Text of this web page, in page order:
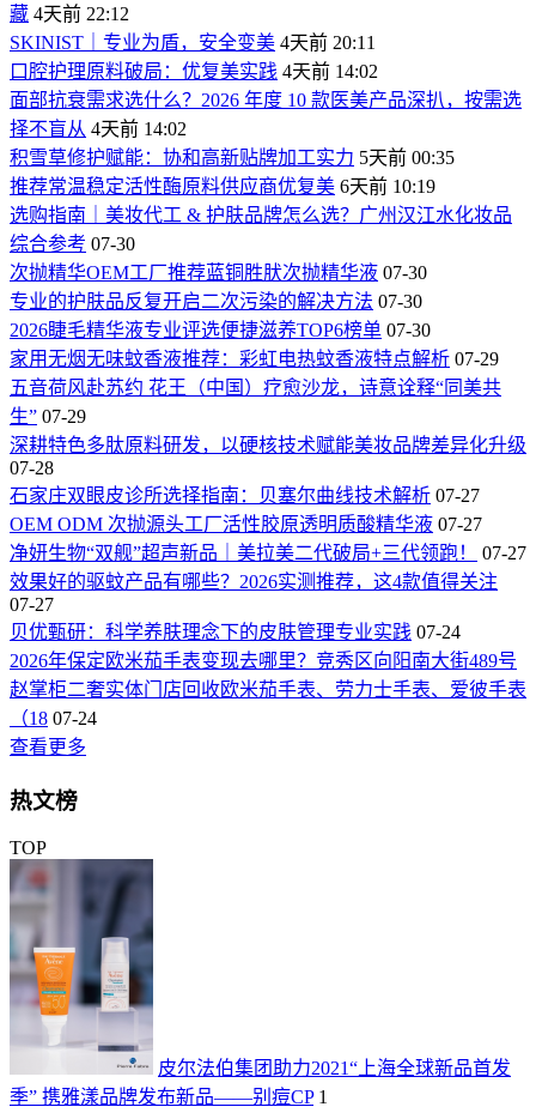
藏 4天前 22:12
SKINIST｜专业为盾，安全变美 4天前 20:11
口腔护理原料破局：优复美实践 4天前 14:02
面部抗衰需求选什么？2026 年度 10 款医美产品深扒，按需选
择不盲从 4天前 14:02
积雪草修护赋能：协和高新贴牌加工实力 5天前 00:35
推荐常温稳定活性酶原料供应商优复美 6天前 10:19
选购指南｜美妆代工 & 护肤品牌怎么选？广州汉江水化妆品
综合参考 07-30
次抛精华OEM工厂推荐蓝铜胜肰次抛精华液 07-30
专业的护肤品反复开启二次污染的解决方法 07-30
2026睫毛精华液专业评选便捷滋养TOP6榜单 07-30
家用无烟无味蚊香液推荐：彩虹电热蚊香液特点解析 07-29
五音荷风赴苏约 花王（中国）疗愈沙龙，诗意诠释“同美共
生” 07-29
深耕特色多肽原料研发，以硬核技术赋能美妆品牌差异化升级
07-28
石家庄双眼皮诊所选择指南：贝塞尔曲线技术解析 07-27
OEM ODM 次抛源头工厂活性胶原透明质酸精华液 07-27
净妍生物“双舰”超声新品｜美拉美二代破局+三代领跑！
07-27
效果好的驱蚊产品有哪些？2026实测推荐，这4款值得关注
07-27
贝优甄研：科学养肤理念下的皮肤管理专业实践 07-24
2026年保定欧米茄手表变现去哪里？竞秀区向阳南大街489号
赵掌柜二奢实体门店回收欧米茄手表、劳力士手表、爱彼手表
（18 07-24
查看更多
热文榜
TOP
皮尔法伯集团助力2021“上海全球新品首发
季” 携雅漾品牌发布新品——别痘CP 1